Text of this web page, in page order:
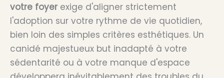
votre foyer exige d'aligner strictement
l'adoption sur votre rythme de vie quotidien,
bien loin des simples critères esthétiques. Un
canidé majestueux but inadapté à votre
sédentarité ou à votre manque d'espace